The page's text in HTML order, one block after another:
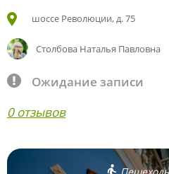
шоссе Революции, д. 75
Столбова Наталья Павловна
Ожидание записи
0 отзывов